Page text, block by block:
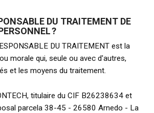
DU TRAITEMENT DE
?
DU TRAITEMENT est la
morale qui, seule ou avec d'autres,
et les moyens du traitement.
titulaire du CIF B26238634 et
parcela 38-45 - 26580 Arnedo - La